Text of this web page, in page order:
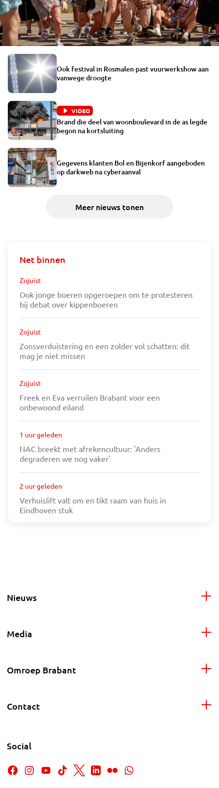
Ook festival in Rosmalen past vuurwerkshow aan
vanwege droogte
VIDEO
Brand die deel van woonboulevard in de as legde
begon na kortsluiting
Gegevens klanten Bol en Bijenkorf aangeboden
op darkweb na cyberaanval
Meer nieuws tonen
Net binnen
Zojuist
Ook jonge boeren opgeroepen om te protesteren
bij debat over kippenboeren
Zojuist
Zonsverduistering en een zolder vol schatten: dit
mag je niet missen
Zojuist
Freek en Eva verruilen Brabant voor een
onbewoond eiland
1 uur geleden
NAC breekt met afrekencultuur: 'Anders
degraderen we nog vaker'
2 uur geleden
Verhuislift valt om en tikt raam van huis in
Eindhoven stuk
Nieuws
Media
Omroep Brabant
Contact
Social